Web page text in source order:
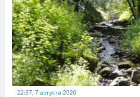
22:37, 7 августа 2026